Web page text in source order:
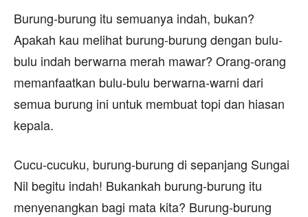
Burung-burung itu semuanya indah, bukan?
Apakah kau melihat burung-burung dengan bulu-
bulu indah berwarna merah mawar? Orang-orang
memanfaatkan bulu-bulu berwarna-warni dari
semua burung ini untuk membuat topi dan hiasan
kepala.
Cucu-cucuku, burung-burung di sepanjang Sungai
Nil begitu indah! Bukankah burung-burung itu
menyenangkan bagi mata kita? Burung-burung